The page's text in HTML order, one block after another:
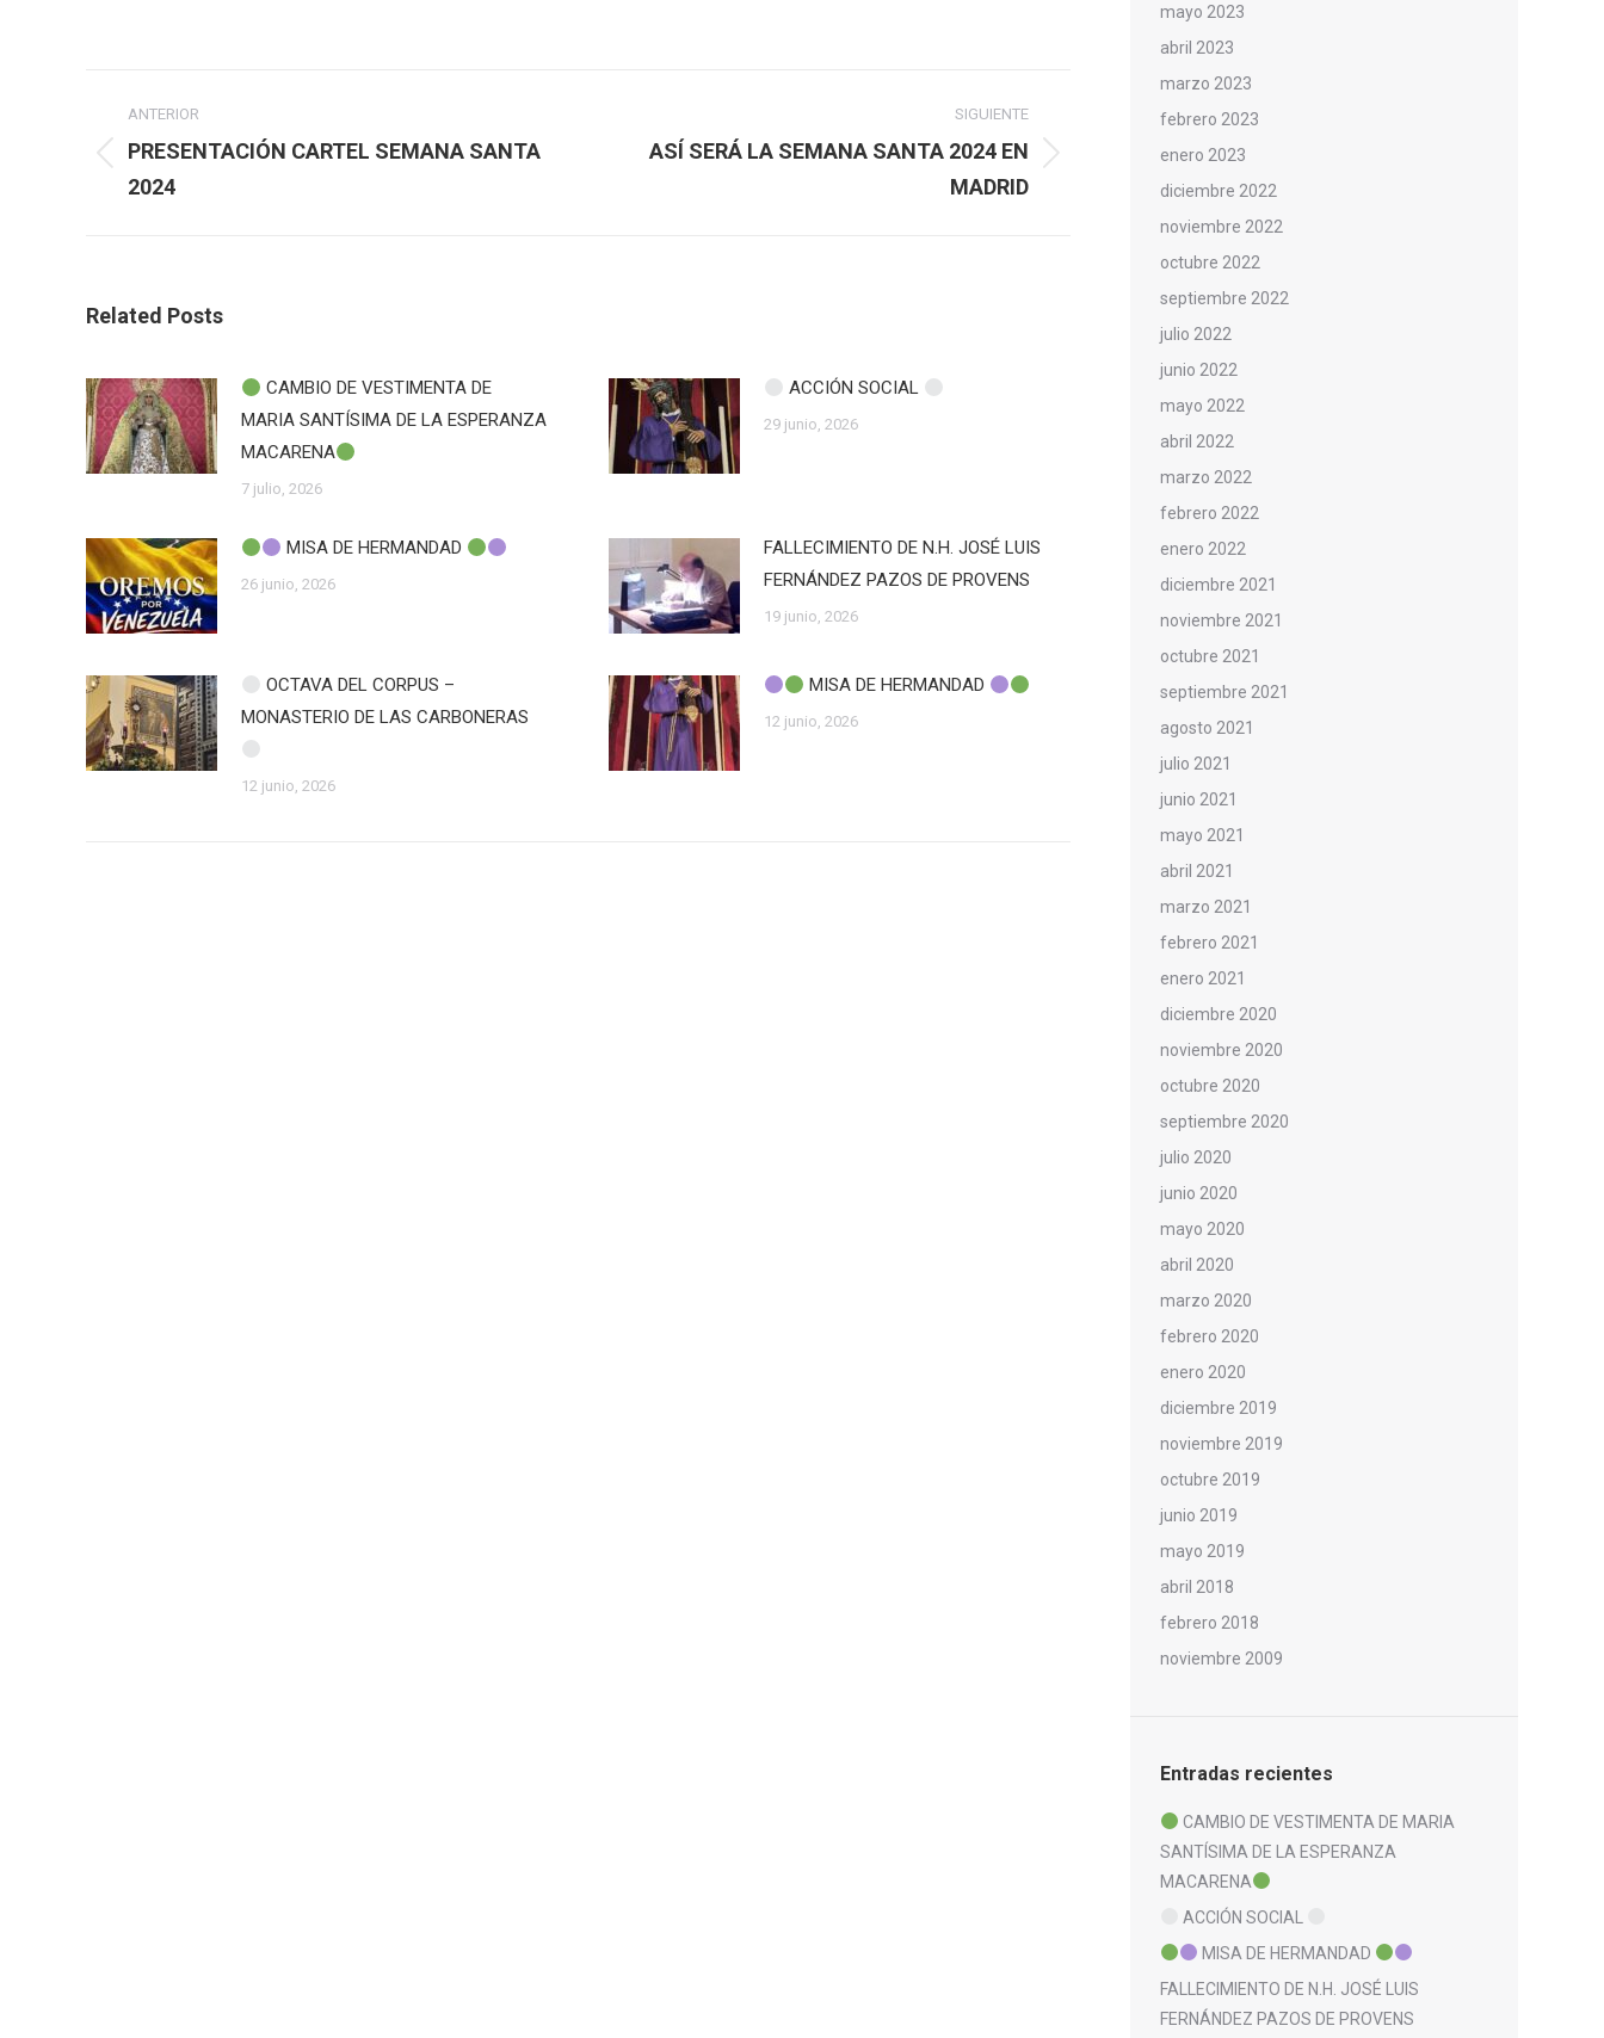
entre
publicaciones
ANTERIOR
anterior:
PRESENTACIÓN CARTEL SEMANA SANTA
2024
SIGUIENTE
ASÍ SERÁ LA SEMANA SANTA 2024 EN
MADRID
Related Posts
CAMBIO DE VESTIMENTA DE
MARIA SANTÍSIMA DE LA ESPERANZA
MACARENA
7 julio, 2026
ACCIÓN SOCIAL
29 junio, 2026
MISA DE HERMANDAD
26 junio, 2026
FALLECIMIENTO DE N.H. JOSÉ LUIS
FERNÁNDEZ PAZOS DE PROVENS
19 junio, 2026
OCTAVA DEL CORPUS –
MONASTERIO DE LAS CARBONERAS
12 junio, 2026
MISA DE HERMANDAD
12 junio, 2026
mayo 2023
abril 2023
marzo 2023
febrero 2023
enero 2023
diciembre 2022
noviembre 2022
octubre 2022
septiembre 2022
julio 2022
junio 2022
mayo 2022
abril 2022
marzo 2022
febrero 2022
enero 2022
diciembre 2021
noviembre 2021
octubre 2021
septiembre 2021
agosto 2021
julio 2021
junio 2021
mayo 2021
abril 2021
marzo 2021
febrero 2021
enero 2021
diciembre 2020
noviembre 2020
octubre 2020
septiembre 2020
julio 2020
junio 2020
mayo 2020
abril 2020
marzo 2020
febrero 2020
enero 2020
diciembre 2019
noviembre 2019
octubre 2019
junio 2019
mayo 2019
abril 2018
febrero 2018
noviembre 2009
Entradas recientes
CAMBIO DE VESTIMENTA DE MARIA
SANTÍSIMA DE LA ESPERANZA
MACARENA
ACCIÓN SOCIAL
MISA DE HERMANDAD
FALLECIMIENTO DE N.H. JOSÉ LUIS
FERNÁNDEZ PAZOS DE PROVENS